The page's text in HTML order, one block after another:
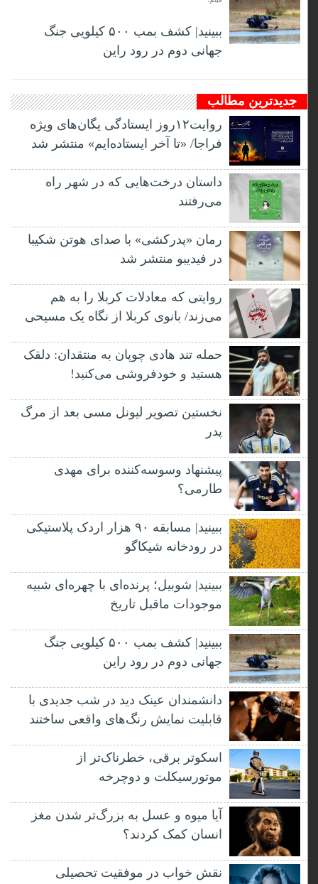
ببینید| کشف بمب ۵۰۰ کیلویی جنگ
جهانی دوم در رود راین
جدیدترین مطالب
روایت۱۲روز ایستادگی یگان‌های ویژه
فراجا/ «تا آخر ایستاده‌ایم» منتشر شد
داستان درخت‌هایی که در شهر راه
می‌رفتند
رمان «پدرکشی» با صدای هوتن شکیبا
در فیدیبو منتشر شد
روایتی که معادلات کربلا را به هم
می‌زند/ بانوی کربلا از نگاه یک مسیحی
حمله تند هادی چوپان به منتقدان: دلقک
هستید و خودفروشی می‌کنید!
نخستین تصویر لیونل مسی بعد از مرگ
پدر
پیشنهاد وسوسه‌کننده برای مهدی
طارمی؟
ببینید| مسابقه ۹۰ هزار اردک پلاستیکی
در رودخانه شیکاگو
ببینید| شوبیل؛ پرنده‌ای با چهره‌ای شبیه
موجودات ماقبل تاریخ
ببینید| کشف بمب ۵۰۰ کیلویی جنگ
جهانی دوم در رود راین
دانشمندان عینک دید در شب جدیدی با
قابلیت نمایش رنگ‌های واقعی ساختند
اسکوتر برقی، خطرناک‌تر از
موتورسیکلت و دوچرخه
آیا میوه و عسل به بزرگ‌تر شدن مغز
انسان کمک کردند؟
نقش خواب در موفقیت تحصیلی